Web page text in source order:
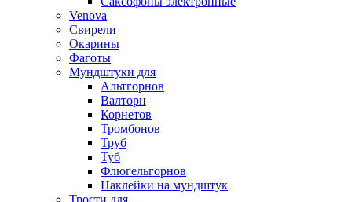
Venova
Свирели
Окарины
Фаготы
Мундштуки для
Альтгорнов
Валторн
Корнетов
Тромбонов
Труб
Туб
Флюгельгорнов
Наклейки на мундштук
Трости для